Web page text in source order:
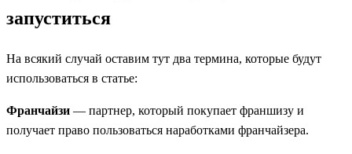
запуститься
На всякий случай оставим тут два термина, которые будут
использоваться в статье:
Франчайзи — партнер, который покупает франшизу и
получает право пользоваться наработками франчайзера.